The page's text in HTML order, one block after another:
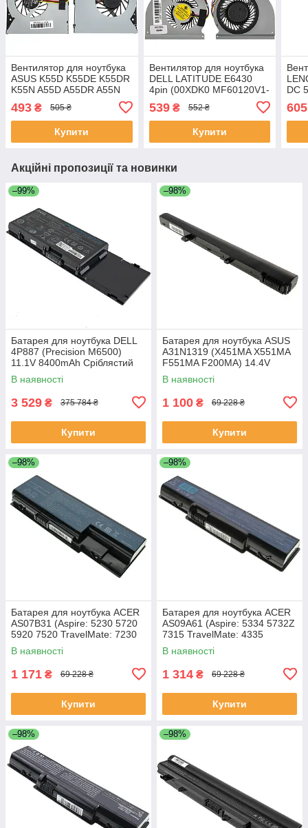
Вентилятор для ноутбука
ASUS K55D K55DE K55DR
K55N A55D A55DR A55N
(MF75090V1-C180-G99)
(Кулер)
493 ₴ 505 ₴
Купити
Вентилятор для ноутбука
DELL LATITUDE E6430
4pin (00XDK0 MF60120V1-
539₴ 552 ₴
Купити
DC
605
Акційні пропозиції та новинки
–99%
Батарея для ноутбука DELL
4P887 (Precision M6500)
11.1V 8400mAh Сріблястий
В наявності
3 529 ₴ 375 784 ₴
Купити
–98%
Батарея для ноутбука ASUS
A31N1319 (X451MA X551MA
F551MA F200MA) 14.4V
2200mAh Чорний
В наявності
1 100 ₴ 69 228 ₴
Купити
–98%
Батарея для ноутбука ACER
AS07B31 (Aspire: 5230 5720
5920 7520 TravelMate: 7230
7530 7730) 11.1V 4400mAh
Чорний
В наявності
1 171 ₴ 69 228 ₴
Купити
–98%
Батарея для ноутбука ACER
AS09A61 (Aspire: 5334 5732Z
7315 TravelMate: 4335
Gateway: ID56 ID58 NV52
NV53 NV54 NV56 NV58
В наявності
1 314 ₴ 69 228 ₴
Купити
–98% –98%